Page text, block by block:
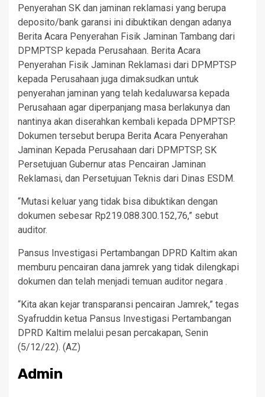
Penyerahan SK dan jaminan reklamasi yang berupa
deposito/bank garansi ini dibuktikan dengan adanya
Berita Acara Penyerahan Fisik Jaminan Tambang dari
DPMPTSP kepada Perusahaan. Berita Acara
Penyerahan Fisik Jaminan Reklamasi dari DPMPTSP
kepada Perusahaan juga dimaksudkan untuk
penyerahan jaminan yang telah kedaluwarsa kepada
Perusahaan agar diperpanjang masa berlakunya dan
nantinya akan diserahkan kembali kepada DPMPTSP.
Dokumen tersebut berupa Berita Acara Penyerahan
Jaminan Kepada Perusahaan dari DPMPTSP, SK
Persetujuan Gubernur atas Pencairan Jaminan
Reklamasi, dan Persetujuan Teknis dari Dinas ESDM.
“Mutasi keluar yang tidak bisa dibuktikan dengan
dokumen sebesar Rp219.088.300.152,76,” sebut
auditor.
Pansus Investigasi Pertambangan DPRD Kaltim akan
memburu pencairan dana jamrek yang tidak dilengkapi
dokumen dan telah menjadi temuan auditor negara .
“Kita akan kejar transparansi pencairan Jamrek,” tegas
Syafruddin ketua Pansus Investigasi Pertambangan
DPRD Kaltim melalui pesan percakapan, Senin
(5/12/22). (AZ)
Admin